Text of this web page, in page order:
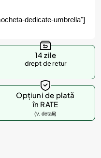
dedicate-umbrella"]
14 zile
drept de retur
Opțiuni de plată
în RATE
(v. detalii)